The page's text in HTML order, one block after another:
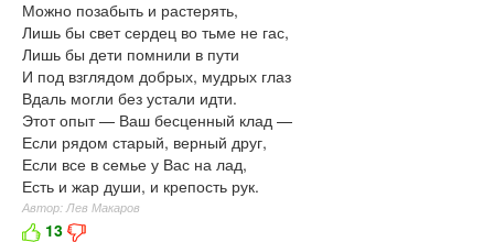
Можно позабыть и растерять,
Лишь бы свет сердец во тьме не гас,
Лишь бы дети помнили в пути
И под взглядом добрых, мудрых глаз
Вдаль могли без устали идти.
Этот опыт — Ваш бесценный клад —
Если рядом старый, верный друг,
Если все в семье у Вас на лад,
Есть и жар души, и крепость рук.
Автор: Лев Макаров
13